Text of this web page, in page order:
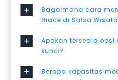
Bagaimana cara
Hiace di Salsa
Apakah tersedia opsi
kunci?
Berapa kapasitas